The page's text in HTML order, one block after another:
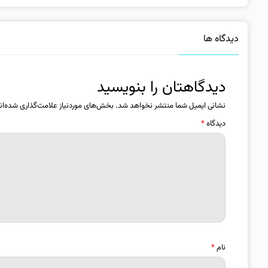
دیدگاه ها
دیدگاهتان را بنویسید
نشانی ایمیل شما منتشر نخواهد شد. بخش‌های موردنیاز علامت‌گذاری
دیدگاه*
نام*